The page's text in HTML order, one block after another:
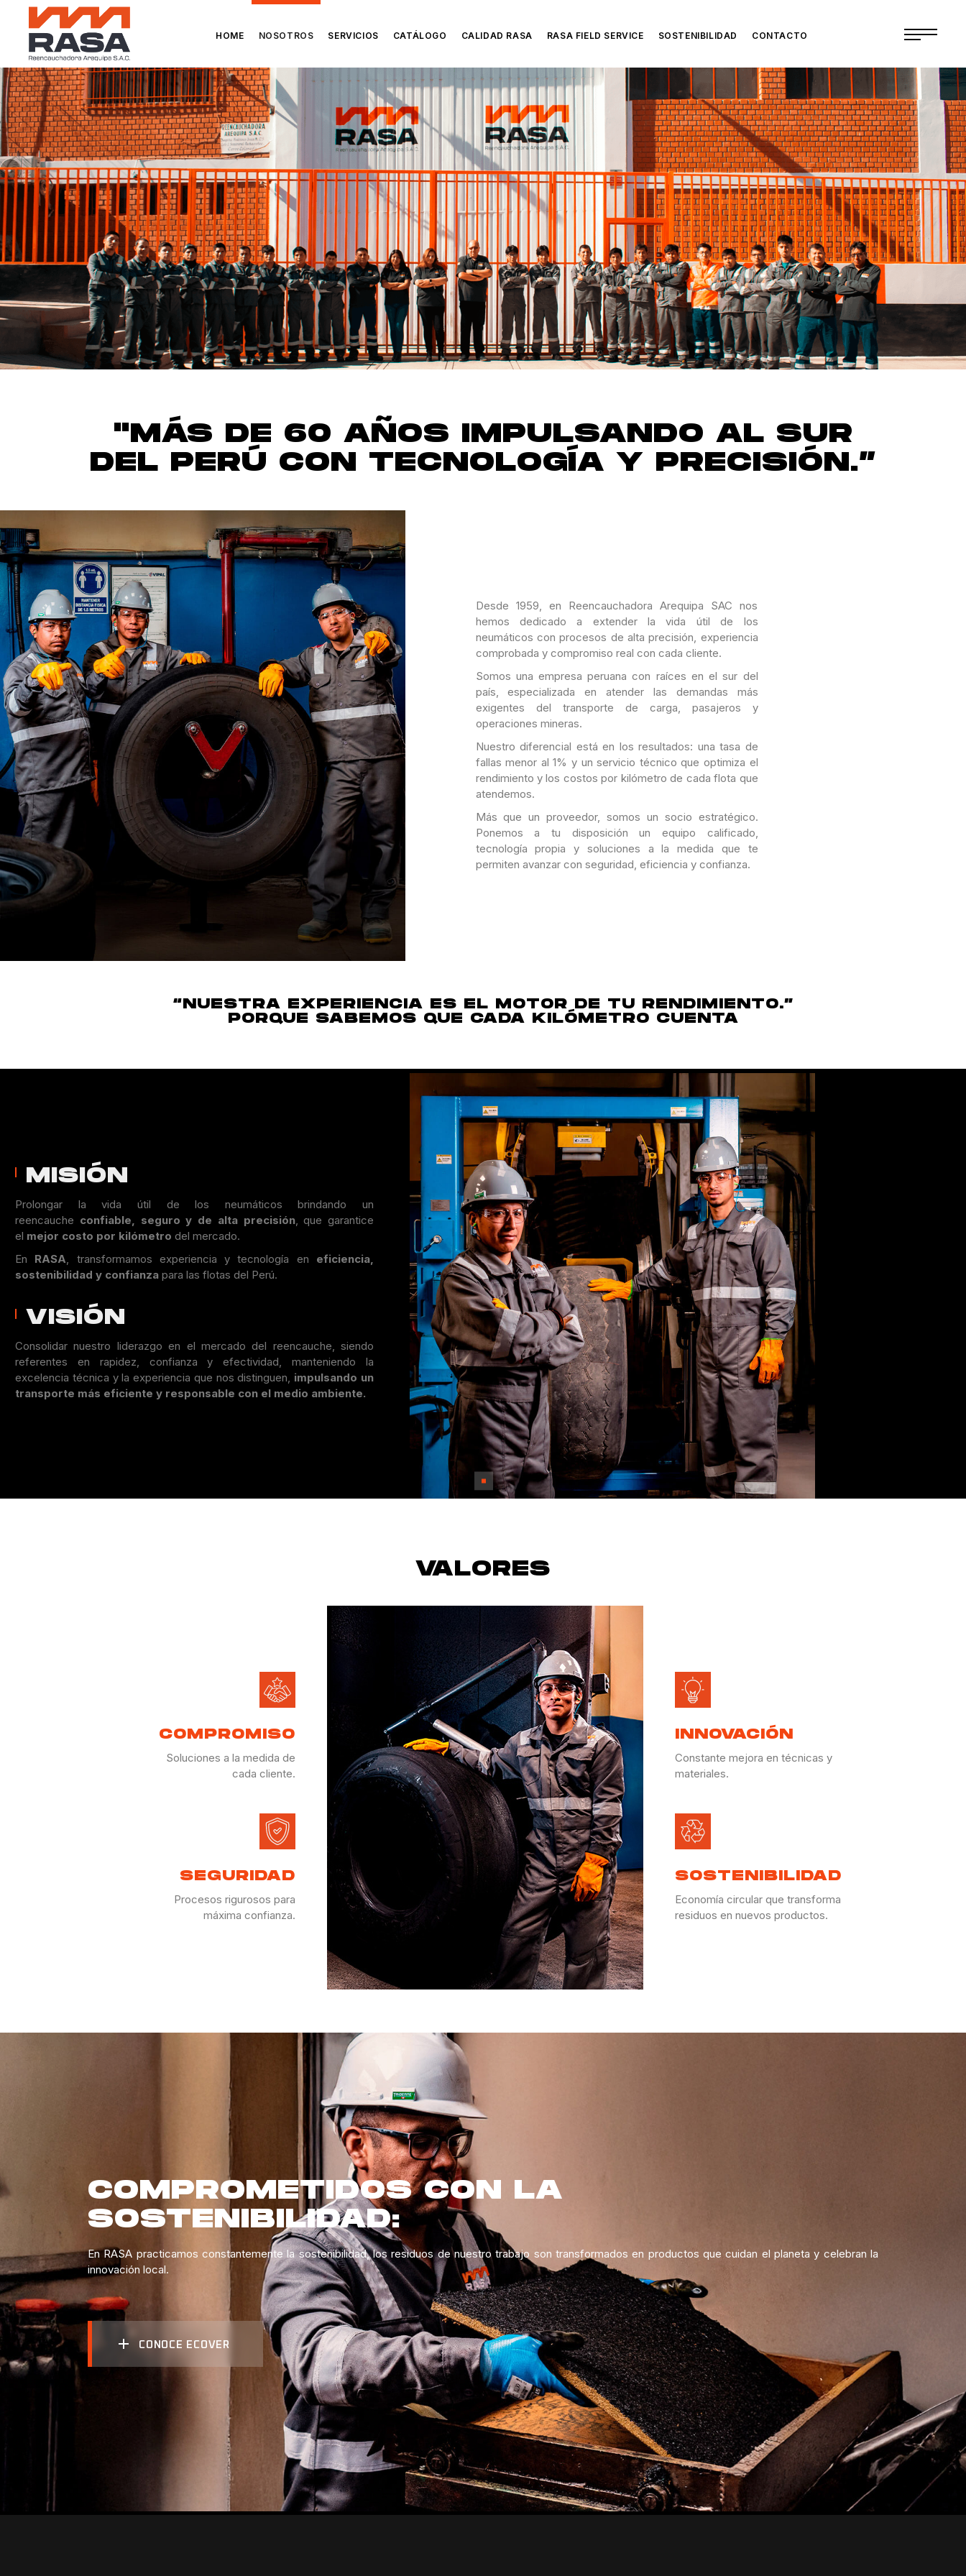
HOME NOSOTROS SERVICIOS CATÁLOGO CALIDAD RASA RASA FIELD SERVICE SOSTENIBILIDAD CONTACTO
"MÁS DE 60 AÑOS IMPULSANDO AL SUR
DEL PERÚ CON TECNOLOGÍA Y PRECISIÓN.”
Desde 1959, en Reencauchadora Arequipa SAC nos
hemos dedicado a extender la vida útil de los
neumáticos con procesos de alta precisión, experiencia
comprobada y compromiso real con cada cliente.
Somos una empresa peruana con raíces en el sur del
país, especializada en atender las demandas más
exigentes del transporte de carga, pasajeros y
operaciones mineras.
Nuestro diferencial está en los resultados: una tasa de
fallas menor al 1% y un servicio técnico que optimiza el
rendimiento y los costos por kilómetro de cada flota que
atendemos.
Más que un proveedor, somos un socio estratégico.
Ponemos a tu disposición un equipo calificado,
tecnología propia y soluciones a la medida que te
permiten avanzar con seguridad, eficiencia y confianza.
“NUESTRA EXPERIENCIA ES EL MOTOR DE TU RENDIMIENTO.”
PORQUE SABEMOS QUE CADA KILÓMETRO CUENTA
MISIÓN
Prolongar la vida útil de los neumáticos brindando un
reencauche confiable, seguro y de alta precisión, que garantice
el mejor costo por kilómetro del mercado.
En RASA , transformamos experiencia y tecnología en eficiencia,
sostenibilidad y confianza para las flotas del Perú.
VISIÓN
Consolidar nuestro liderazgo en el mercado del reencauche, siendo
referentes en rapidez, confianza y efectividad, manteniendo la
excelencia técnica y la experiencia que nos distinguen, impulsando un
transporte más eficiente y responsable con el medio ambiente.
VALORES
COMPROMISO
Soluciones a la medida de
cada cliente.
SEGURIDAD
Procesos rigurosos para
máxima confianza.
INNOVACIÓN
Constante mejora en técnicas y
materiales.
SOSTENIBILIDAD
Economía circular que transforma
residuos en nuevos productos.
COMPROMETIDOS CON LA
SOSTENIBILIDAD:
En RASA practicamos constantemente la sostenibilidad, los residuos de nuestro trabajo son transformados en productos que cuidan el planeta y celebran la
innovación local.
CONOCE ECOVER